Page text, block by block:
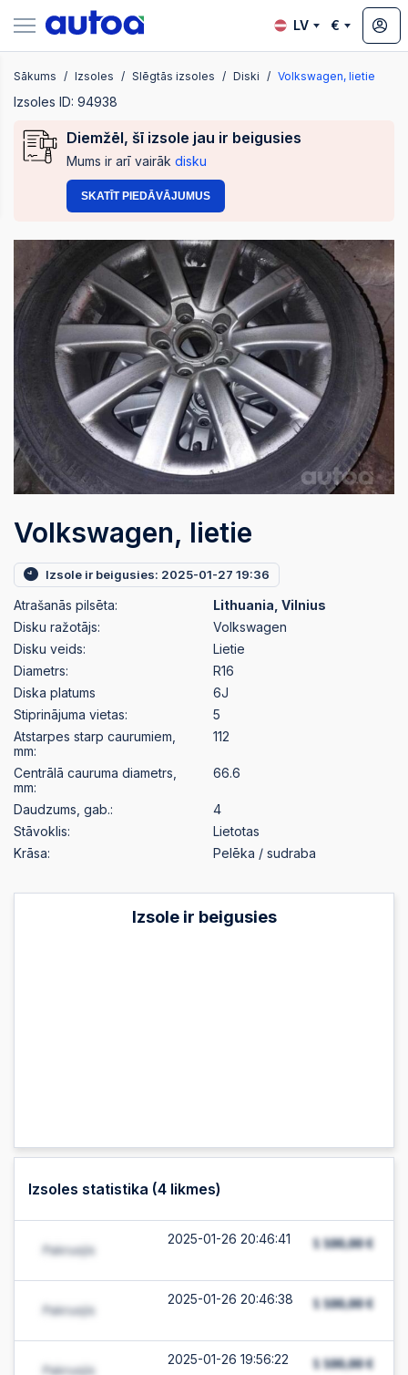
LV €
Sākums Izsoles Slēgtās izsoles Diski Volkswagen, lietie
Izsoles ID: 94938
Diemžēl, šī izsole jau ir beigusies
Mums ir arī vairāk disku
SKATĪT PIEDĀVĀJUMUS
Volkswagen, lietie
Izsole ir beigusies: 2025-01-27 19:36
Atrašanās pilsēta:
Lithuania, Vilnius
Disku ražotājs:
Volkswagen
Disku veids:
Lietie
Diametrs:
R16
Diska platums
6J
Stiprinājuma vietas:
5
Atstarpes starp caurumiem,
mm:
112
Centrālā cauruma diametrs,
mm:
66.6
Daudzums, gab.:
4
Stāvoklis:
Lietotas
Krāsa:
Pelēka / sudraba
Izsole ir beigusies
Izsoles statistika (4 likmes)
2025-01-26 20:46:41
2025-01-26 20:46:38
2025-01-26 19:56:22